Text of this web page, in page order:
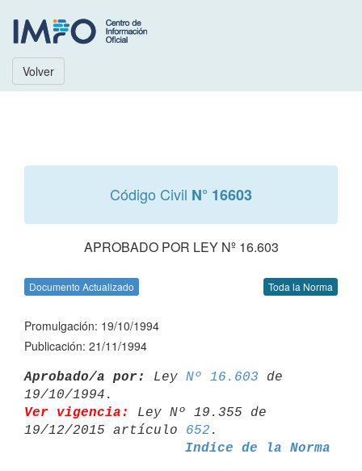
Volver
Código Civil N° 16603
APROBADO POR LEY Nº 16.603
Documento Actualizado Toda la Norma
Promulgación: 19/10/1994
Publicación: 21/11/1994
Aprobado/a por: Ley Nº 16.603 de
Ver vigencia:
Ley Nº 19.355 de
19/12/2015 artículo 652
Indice de la Norma